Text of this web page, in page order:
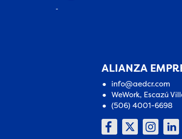
ALIANZA
info@aedcr.com
WeWork, Escazú
(506) 4001-6698